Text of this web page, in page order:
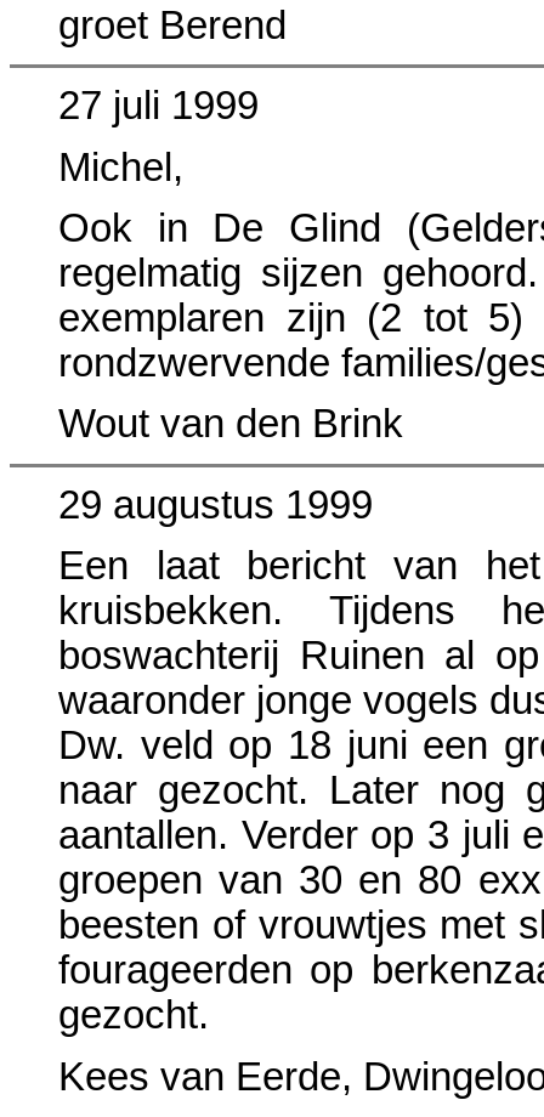
groet Berend
27 juli 1999
Michel,
Ook in De Glind
regelmatig sijzen
exemplaren zijn (2 tot
rondzwervende families/
Wout van den Brink
29 augustus 1999
Een laat bericht van
kruisbekken. Tijdens
boswachterij Ruinen al
waaronder jonge vogels
Dw. veld op 18 juni een
naar gezocht. Later nog
aantallen. Verder op 3 juli
groepen van 30 en 80
beesten of vrouwtjes met
fourageerden op
gezocht.
Kees van Eerde,